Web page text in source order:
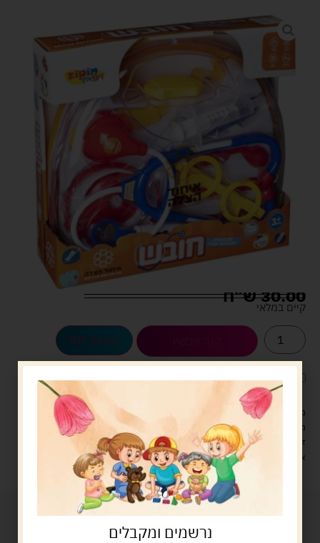
30.00ש"ח
קיים במלאי
הוספה לסל
לארוז את המוצר באריזת מתנה5.00 ש"ח ?
מעל 329 ש"ח, משלוח עם שליח עד הבית חינם! – 0 ₪
משלוח עם שליח עד הבית: 29 ש"ח
זמן אספקה: עד 4 ימי עסקים.
איסוף עצמי: מ"ביתר טויס" רחוב בניין דוד 18, ביתר עילית.
נרשמים ומקבלים